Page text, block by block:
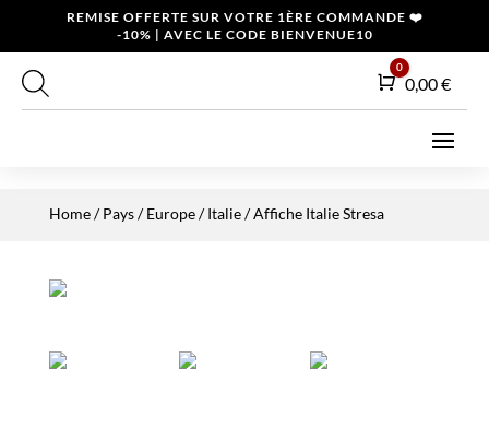
REMISE OFFERTE SUR VOTRE 1ÈRE COMMANDE ❤️
-10% | AVEC LE CODE BIENVENUE10
Panier
0
0,00€
Home/Pays/Europe/Italie/ Affiche Italie Stresa